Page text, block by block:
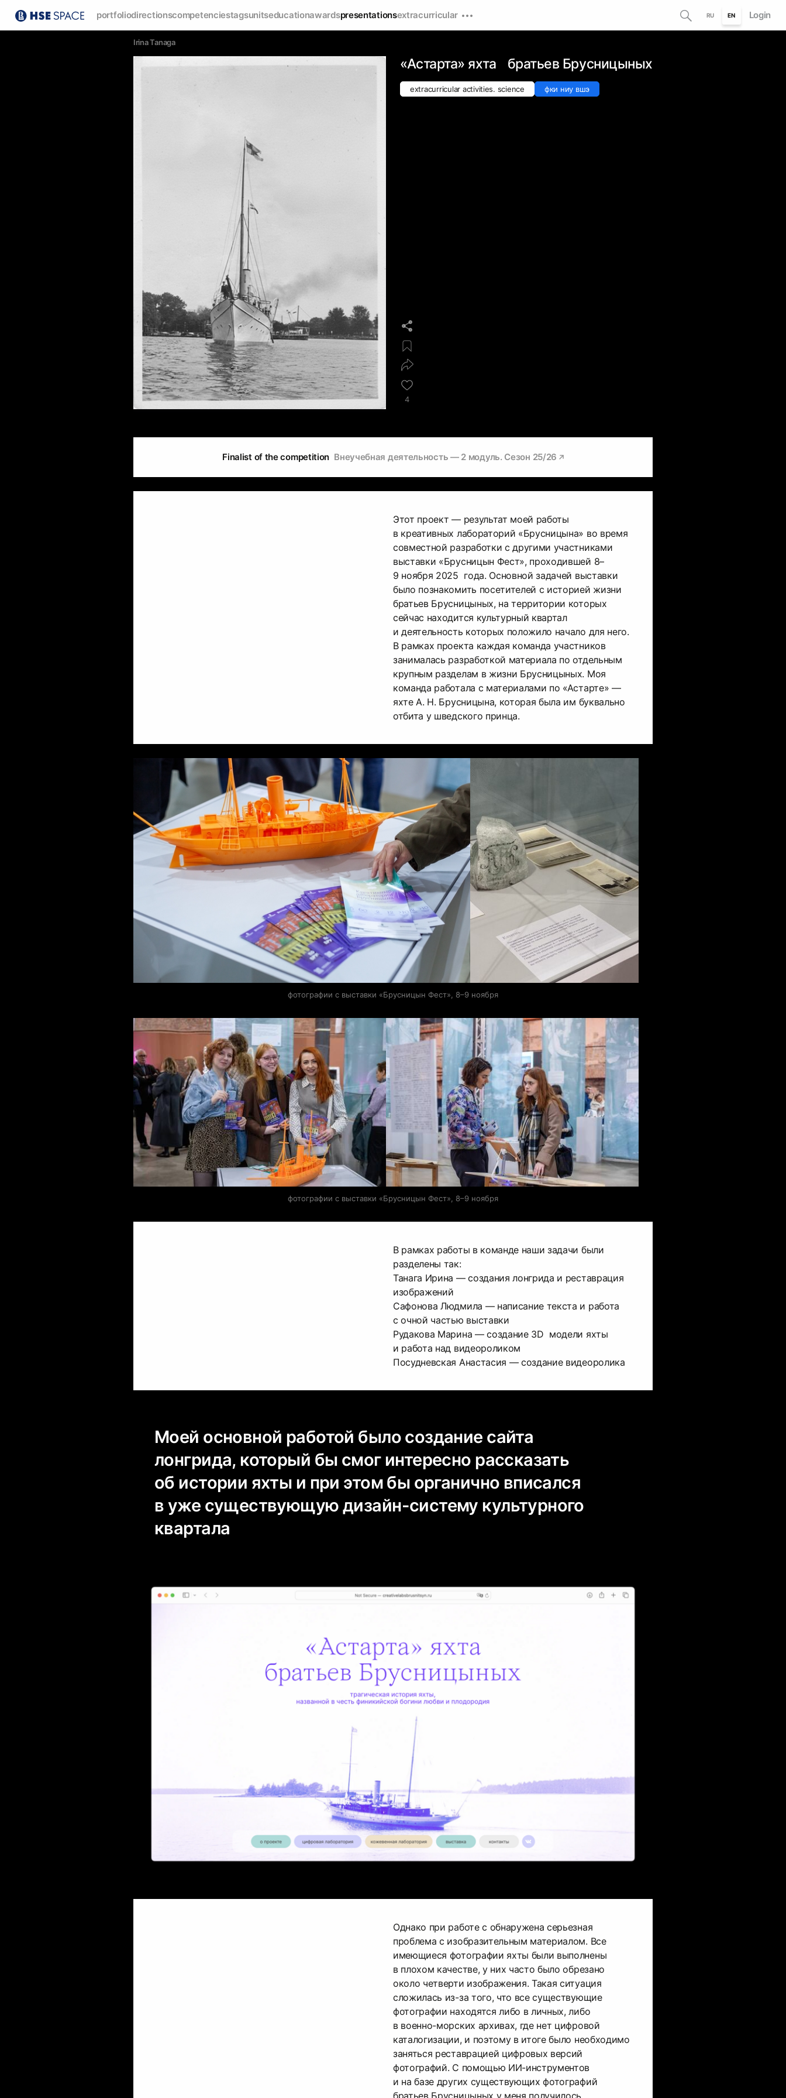
portfoliodirectionscompetenciestagsunitseducationawardspresentationsextracurricular RU EN Login
Irina Tanaga
«Астарта» яхта братьев Брусницыных
extracurricular activities. science фки ниу вшэ
4
Finalist of the competition Внеучебная деятельность — 2 модуль. Сезон 25/26
Этот проект — результат моей работы
в креативных лабораторий «Брусницына» во время
совместной разработки с другими участниками
выставки «Брусницын Фест», проходившей 8–
9 ноября 2025 года. Основной задачей выставки
было познакомить посетителей с историей жизни
братьев Брусницыных, на территории которых
сейчас находится культурный квартал
и деятельность которых положило начало для него.
В рамках проекта каждая команда участников
занималась разработкой материала по отдельным
крупным разделам в жизни Брусницыных. Моя
команда работала с материалами по «Астарте» —
яхте А. Н. Брусницына, которая была им буквально
отбита у шведского принца.
фотографии с выставки «Брусницын Фест», 8–9 ноября
фотографии с выставки «Брусницын Фест», 8–9 ноября
В рамках работы в команде наши задачи были
разделены так:
Танага Ирина — создания лонгрида и реставрация
изображений
Сафонова Людмила — написание текста и работа
с очной частью выставки
Рудакова Марина — создание 3D модели яхты
и работа над видеороликом
Посудневская Анастасия — создание видеоролика
Моей основной работой было создание сайта
лонгрида, который бы смог интересно рассказать
об истории яхты и при этом бы органично вписался
в уже существующую дизайн-систему культурного
квартала
Однако при работе с обнаружена серьезная
проблема с изобразительным материалом. Все
имеющиеся фотографии яхты были выполнены
в плохом качестве, у них часто было обрезано
около четверти изображения. Такая ситуация
сложилась из-за того, что все существующие
фотографии находятся либо в личных, либо
в военно-морских архивах, где нет цифровой
каталогизации, и поэтому в итоге было необходимо
заняться реставрацией цифровых версий
фотографий. С помощью ИИ-инструментов
и на базе других существующих фотографий
братьев Брусницыных у меня получилось